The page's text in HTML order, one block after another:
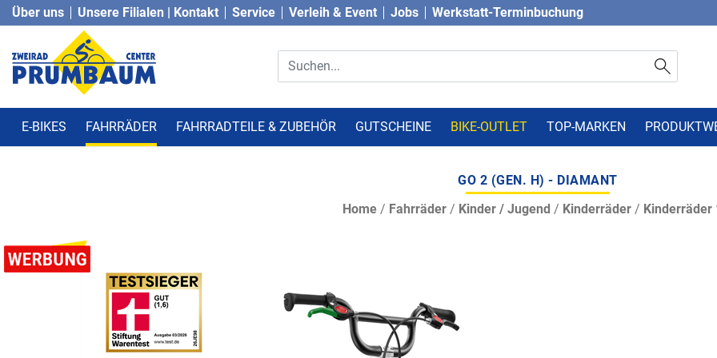
Über uns Unsere Filialen | Kontakt Service Verleih & Event Jobs Werkstatt-Terminbuchung
E-BIKES FAHRRÄDER FAHRRADTEILE & ZUBEHÖR GUTSCHEINE BIKE-OUTLET TOP-MARKEN
GO 2 (GEN. H) - DIAMANT
Home/ Fahrräder/ Kinder / Jugend / Kinderräder/ Kinderräder